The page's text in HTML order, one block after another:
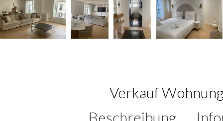
Verkauf
Beschreibung